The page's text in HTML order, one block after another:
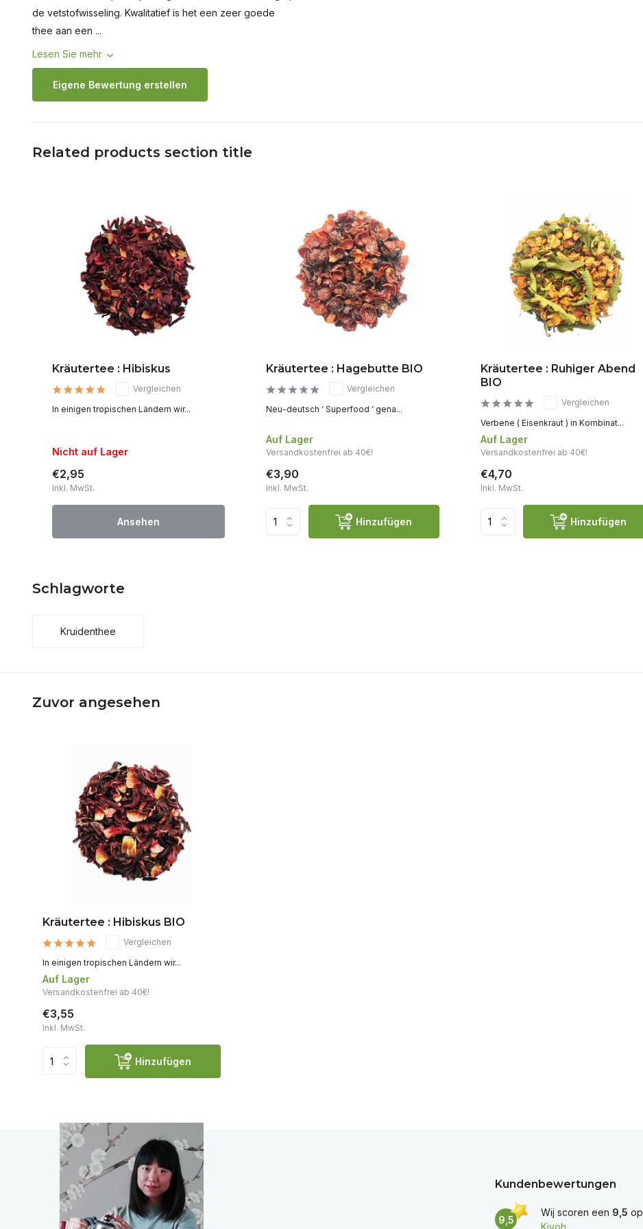
de vetstofwisseling. Kwalitatief is het een zeer goede
thee aan een ...
Lesen Sie mehr
Eigene Bewertung erstellen
Related products section title
Kräutertee : Hibiskus
Vergleichen
In einigen tropischen Ländern wir...
Nicht auf Lager
€2,95
Inkl. MwSt.
Ansehen
Kräutertee : Hagebutte BIO
Vergleichen
Neu-deutsch ‘ Superfood ‘ gena...
Auf Lager
Versandkostenfrei ab 40€!
€3,90
Inkl. MwSt.
Hinzufügen
Kräutertee : Ruhiger Abend
BIO
Vergleichen
Verbene ( Eisenkraut ) in Kombinat...
Auf Lager
Versandkostenfrei ab 40€!
€4,70
Inkl. MwSt.
Hinzufügen
Schlagworte
Kruidenthee
Zuvor angesehen
Kräutertee : Hibiskus BIO
Vergleichen
In einigen tropischen Ländern wir...
Auf Lager
Versandkostenfrei ab 40€!
€3,55
Inkl. MwSt.
Hinzufügen
Kundenbewertungen
9,5
Wij scoren een 9,5 op
Kiyoh